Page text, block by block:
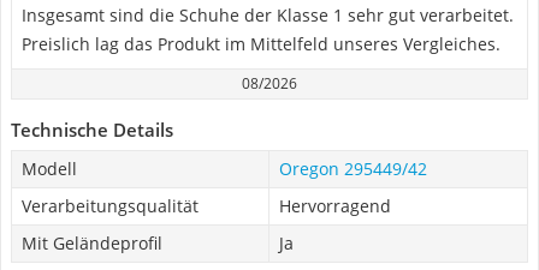
Insgesamt sind die Schuhe der Klasse 1 sehr gut verarbeitet.
Preislich lag das Produkt im Mittelfeld unseres Vergleiches.
08/2026
Technische Details
Modell
Oregon 295449/42
Verarbeitungsqualität
Hervorragend
Mit Geländeprofil
Ja